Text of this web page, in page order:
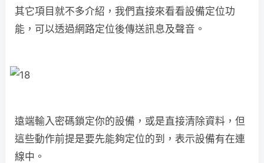
其它項目就不多介紹，我們直接來看看設備定位功
能，可以透過網路定位後傳送訊息及聲音。
遠端輸入密碼鎖定你的設備，或是直接清除資料，但
這些動作前提是要先能夠定位的到，表示設備有在連
線中。